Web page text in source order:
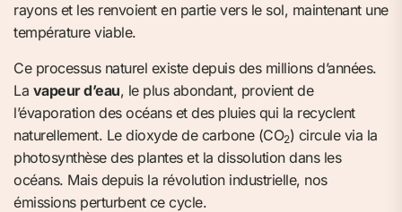
rayons et les renvoient en partie vers le sol, maintenant une
température viable.
Ce processus naturel existe depuis des millions d’années.
La vapeur d’eau, le plus abondant, provient de
l’évaporation des océans et des pluies qui la recyclent
naturellement. Le dioxyde de carbone (CO2) circule via la
photosynthèse des plantes et la dissolution dans les
océans. Mais depuis la révolution industrielle, nos
émissions perturbent ce cycle.